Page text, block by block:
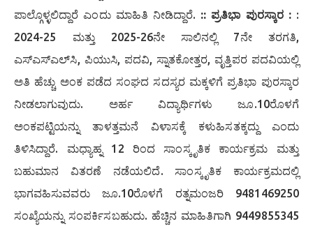
ಪಾಲ್ಗೊಳ್ಳಲಿದ್ದಾರೆ ಎಂದು ಮಾಹಿತಿ ನೀಡಿದ್ದಾರೆ. :: ಪ್ರತಿಭಾ ಪುರಸ್ಕಾರ ::
2024-25 ಮತ್ತು 2025-26ನೇ ಸಾಲಿನಲ್ಲಿ 7ನೇ ತರಗತಿ,
ಎಸ್‍ಎಸ್‍ಎಲ್‍ಸಿ, ಪಿಯುಸಿ, ಪದವಿ, ಸ್ನಾತಕೋತ್ತರ, ವೃತ್ತಿಪರ ಪದವಿಯಲ್ಲಿ
ಅತಿ ಹೆಚ್ಚು ಅಂಕ ಪಡೆದ ಸಂಘದ ಸದಸ್ಯರ ಮಕ್ಕಳಿಗೆ ಪ್ರತಿಭಾ ಪುರಸ್ಕಾರ
ನೀಡಲಾಗುವುದು. ಅರ್ಹ ವಿದ್ಯಾರ್ಥಿಗಳು ಜೂ.10ರೊಳಗೆ
ಅಂಕಪಟ್ಟಿಯನ್ನು ತಾಳತ್ತಮನೆ ವಿಳಾಸಕ್ಕೆ ಕಳುಹಿಸತಕ್ಕದ್ದು ಎಂದು
ತಿಳಿಸಿದ್ದಾರೆ. ಮಧ್ಯಾಹ್ನ 12 ರಿಂದ ಸಾಂಸ್ಕೃತಿಕ ಕಾರ್ಯಕ್ರಮ ಮತ್ತು
ಬಹುಮಾನ ವಿತರಣೆ ನಡೆಯಲಿದೆ. ಸಾಂಸ್ಕೃತಿಕ ಕಾರ್ಯಕ್ರಮದಲ್ಲಿ
ಭಾಗವಹಿಸುವವರು ಜೂ.10ರೊಳಗೆ ರತ್ನಮಂಜರಿ 9481469250
ಸಂಖ್ಯೆಯನ್ನು ಸಂಪರ್ಕಿಸಬಹುದು. ಹೆಚ್ಚಿನ ಮಾಹಿತಿಗಾಗಿ 9449855345